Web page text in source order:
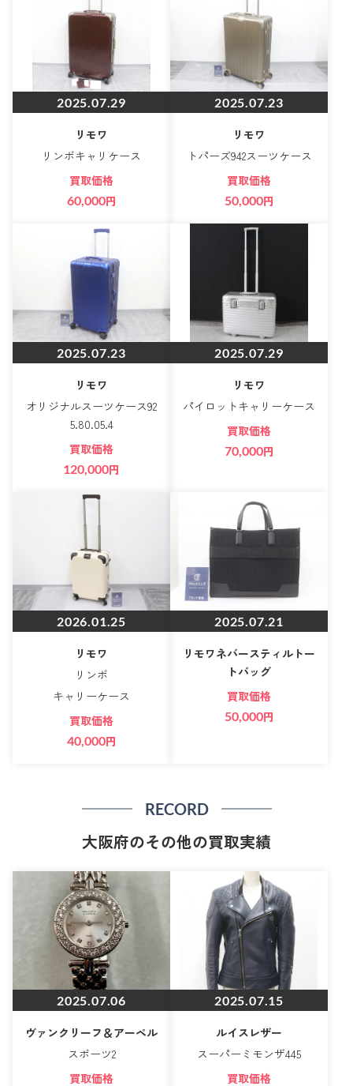
2025.07.29
リモワ
リンボキャリケース
買取価格
60,000円
2025.07.23
リモワ
トパーズ942スーツケース
買取価格
50,000円
2025.07.23
リモワ
オリジナルスーツケース92
5.80.05.4
買取価格
120,000円
2025.07.29
リモワ
パイロットキャリーケース
買取価格
70,000円
2026.01.25
リモワ
リンボ
キャリーケース
買取価格
40,000円
2025.07.21
リモワネバースティルトー
トバッグ
買取価格
50,000円
RECORD
大阪府のその他の買取実績
2025.07.06
ヴァンクリーフ＆アーペル
スポーツ2
買取価格
2025.07.15
ルイスレザー
スーパーミモンザ445
買取価格